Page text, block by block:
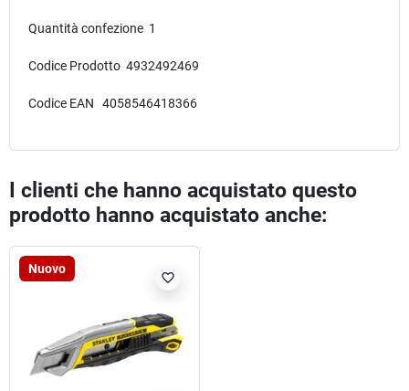
Quantità confezione 1
Codice Prodotto 4932492469
Codice EAN 4058546418366
I clienti che hanno acquistato questo
prodotto hanno acquistato anche:
Nuovo
favorite_border